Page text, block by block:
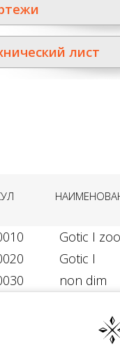
лист
Gotic I
Gotic I
non dim